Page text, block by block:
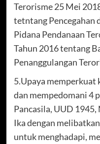
Terorisme 25 Mei
tetntang Pencegahan
Pidana Pendanaan
Tahun 2016 tentang
Penanggulangan
5.Upaya memperkuat
dan mempedomani 4
Pancasila, UUD 1945,
Ika dengan
untuk menghadapi,